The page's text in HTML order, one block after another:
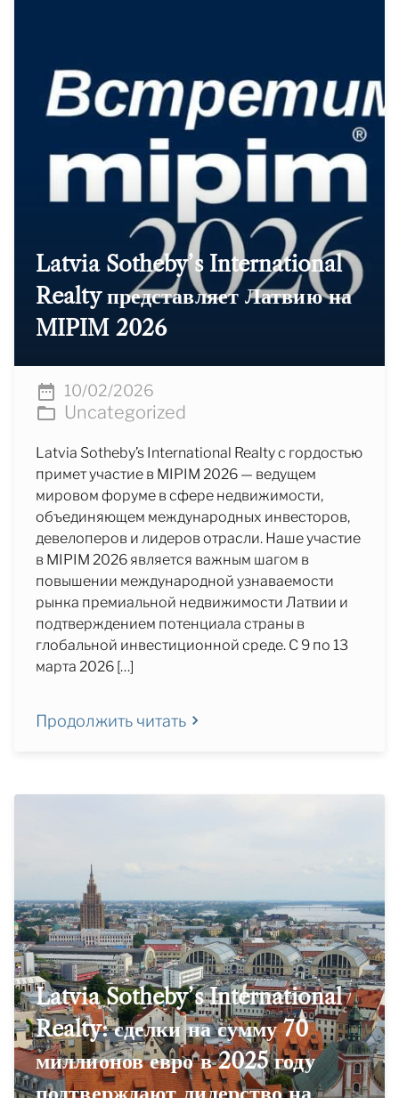
Latvia Sotheby’s International
Realty представляет Латвию на
MIPIM 2026
10/02/2026
Uncategorized
Latvia Sotheby’s International Realty с гордостью
примет участие в MIPIM 2026 — ведущем
мировом форуме в сфере недвижимости,
объединяющем международных инвесторов,
девелоперов и лидеров отрасли. Наше участие
в MIPIM 2026 является важным шагом в
повышении международной узнаваемости
рынка премиальной недвижимости Латвии и
подтверждением потенциала страны в
глобальной инвестиционной среде. С 9 по 13
марта 2026 […]
Продолжить читать
Latvia Sotheby’s International
Realty: сделки на сумму 70
миллионов евро в 2025 году